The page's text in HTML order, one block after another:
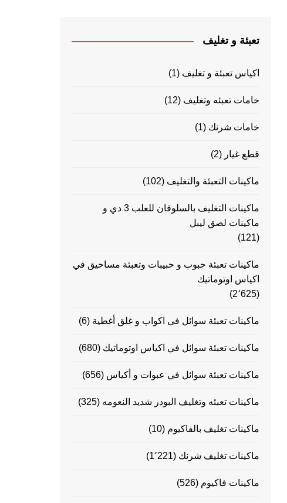
تعبئة و تغليف
اكياس تعبئة و تغليف (1)
خامات تعبئه وتغليف (12)
خامات شرنك (1)
قطع غيار (2)
ماكينات التعبئة والتغليف (102)
ماكينات التغليف بالسلوفان للعلب 3 دي و
ماكينات لصق ليبل
(121)
ماكينات تعبئة حبوب و حبيبات وتعبئة مساحيق في
اكياس اوتوماتيك
(2٬625)
ماكينات تعبئة سوائل فى اكواب و غلق أغطية (6)
ماكينات تعبئة سوائل في اكياس اوتوماتيك (680)
ماكينات تعبئة سوائل في عبوات و أكياس (656)
ماكينات تعبئه وتغليف البودر شديد النعومه (325)
ماكينات تغليف بالفاكيوم (10)
ماكينات تغليف شرنك (1٬221)
ماكينات فاكيوم (526)